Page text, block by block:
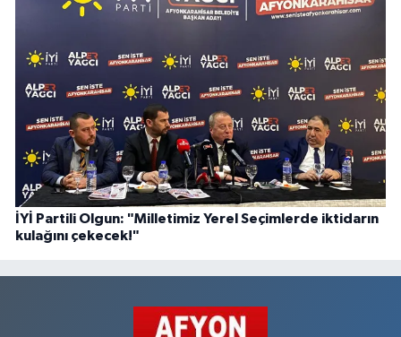
İYİ Partili Olgun: "Milletimiz Yerel Seçimlerde iktidarın
kulağını çekecek!"